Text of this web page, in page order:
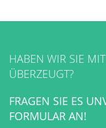
HABEN WIR SIE
ÜBERZEUGT?
FRAGEN SIE ES
FORMULAR AN!